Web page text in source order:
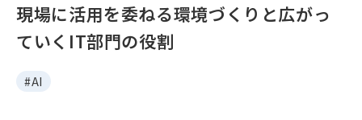
現場に活用を委ねる環境づくりと広がっ
ていくIT部門の役割
#AI